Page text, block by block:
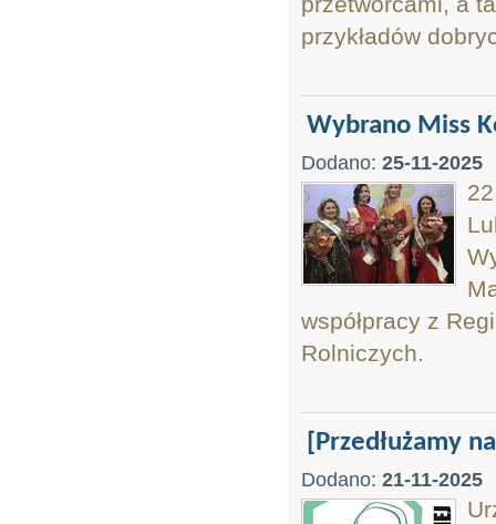
przykładów
Wybrano Miss
Dodano: 25-11-2025
współpracy z
Rolniczych.
[Przedłużamy
Dodano: 21-11-2025